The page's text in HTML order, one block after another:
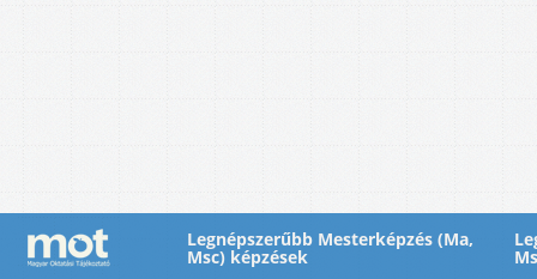
Legnépszerűbb Mesterképzés (Ma,
Msc) képzések